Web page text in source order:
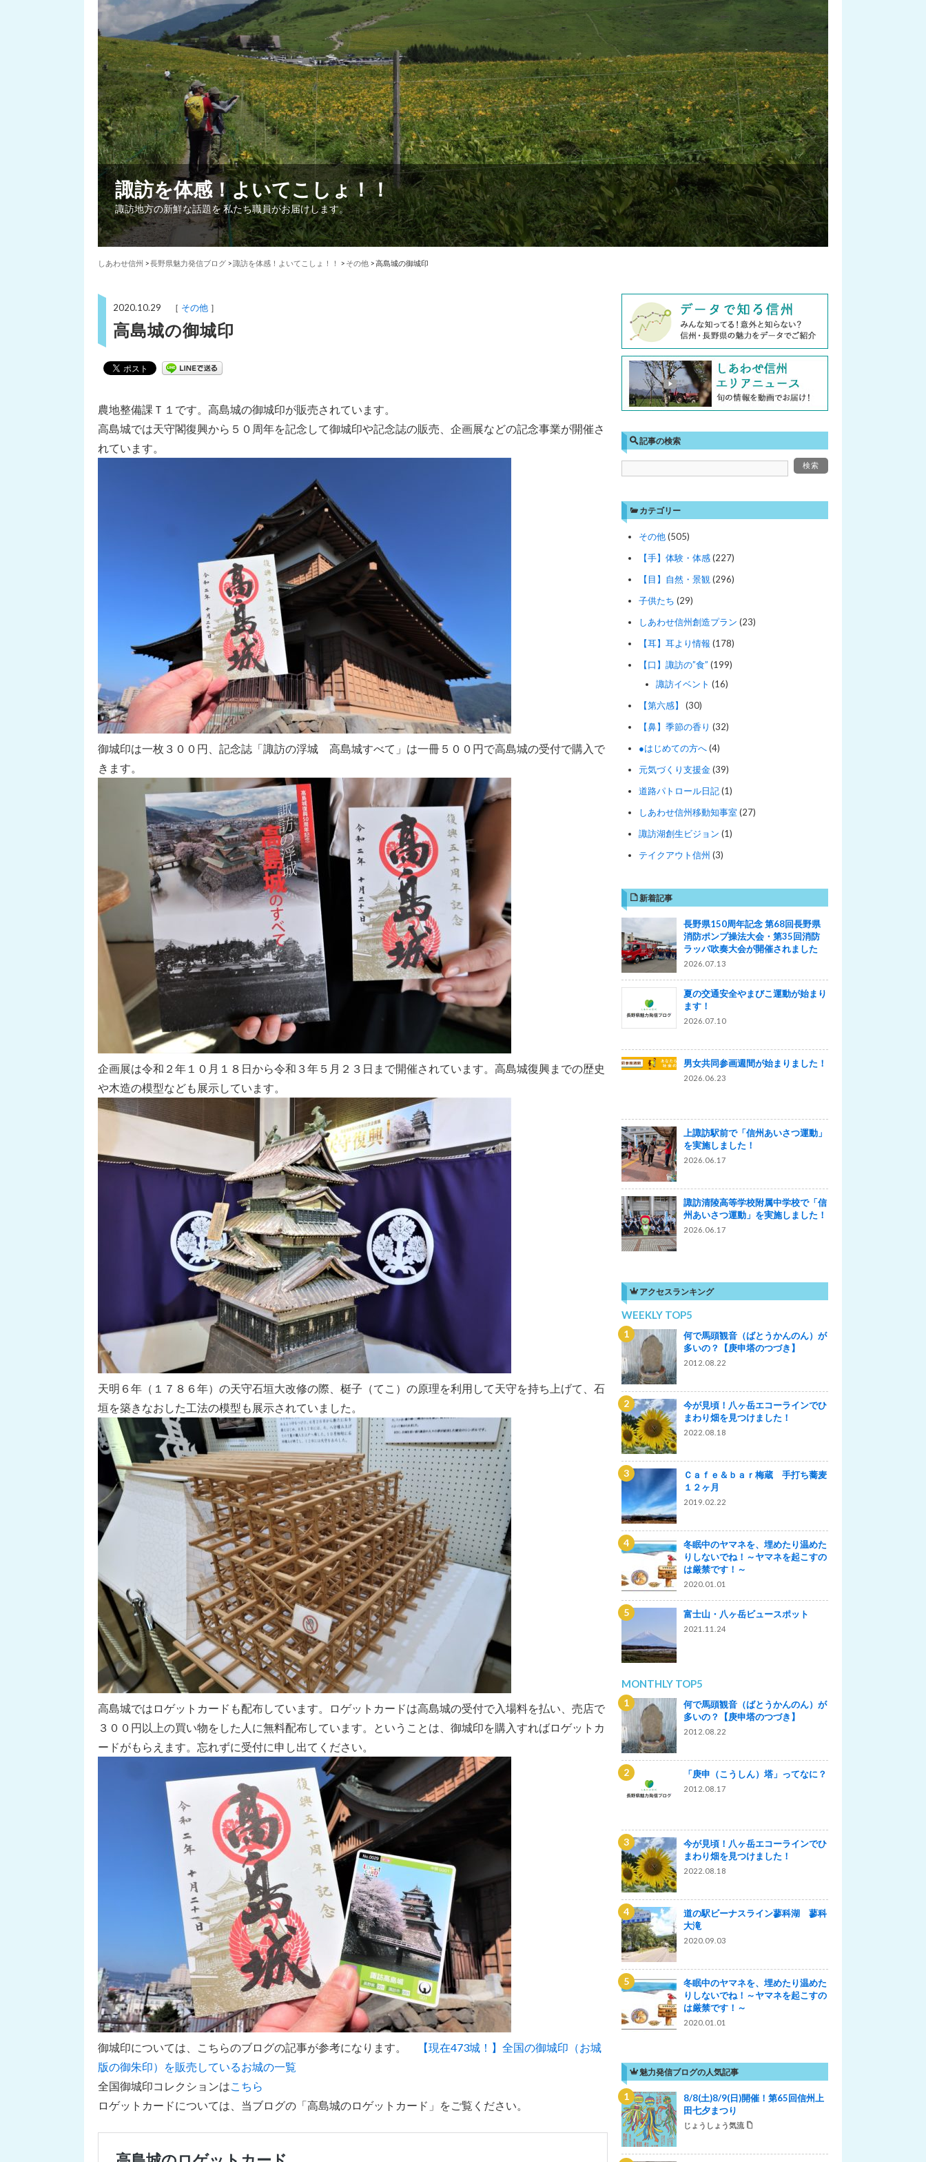
諏訪を体感！よいてこしょ！！
諏訪地方の新鮮な話題を 私たち職員がお届けします。
しあわせ信州 >長野県魅力発信ブログ >諏訪を体感！よいてこしょ！！ > その他 >高島城の御城印
2020.10.29 ［ その他 ］
高島城の御城印
農地整備課Ｔ１です。高島城の御城印が販売されています。
高島城では天守閣復興から５０周年を記念して御城印や記念誌の販売、企画展などの記念事業が開催さ
れています。
御城印は一枚３００円、記念誌「諏訪の浮城 高島城すべて」は一冊５００円で高島城の受付で購入で
きます。
企画展は令和２年１０月１８日から令和３年５月２３日まで開催されています。高島城復興までの歴史
や木造の模型なども展示しています。
天明６年（１７８６年）の天守石垣大改修の際、梃子（てこ）の原理を利用して天守を持ち上げて、石
垣を築きなおした工法の模型も展示されていました。
高島城ではロゲットカードも配布しています。ロゲットカードは高島城の受付で入場料を払い、売店で
３００円以上の買い物をした人に無料配布しています。ということは、御城印を購入すればロゲットカ
ードがもらえます。忘れずに受付に申し出てください。
御城印については、こちらのブログの記事が参考になります。
【現在473城！】全国の御城印（お城
版の御朱印）を販売しているお城の一覧
全国御城印コレクションは こちら
ロゲットカードについては、当ブログの「高島城のロゲットカード」をご覧ください。
記事の検索
カテゴリー
その他(505)
【手】体験・体感(227)
【目】自然・景観 (296)
子供たち (29)
しあわせ信州創造プラン (23)
【耳】耳より情報 (178)
【口】諏訪の”食” (199)
諏訪イベント (16)
【第六感】
(30)
【鼻】季節の香り (32)
●はじめての方へ(4)
元気づくり支援金(39)
道路パトロール日記(1)
しあわせ信州移動知事室(27)
諏訪湖創生ビジョン (1)
テイクアウト信州 (3)
新着記事
長野県150周年記念 第68回長野県
消防ポンプ操法大会・第35回消防
ラッパ吹奏大会が開催されました
2026.07.13
夏の交通安全やまびこ運動が始まり
ます！
2026.07.10
男女共同参画週間が始まりました！
2026.06.23
上諏訪駅前で「信州あいさつ運動」
を実施しました！
2026.06.17
諏訪清陵高等学校附属中学校で「信
州あいさつ運動」を実施しました！
2026.06.17
アクセスランキング
WEEKLY TOP5
何で馬頭観音（ばとうかんのん）が
多いの？【庚申塔のつづき】
2012.08.22
今が見頃！八ヶ岳エコーラインでひ
まわり畑を見つけました！
2022.08.18
Ｃａｆｅ＆ｂａｒ梅蔵 手打ち蕎麦
１２ヶ月
2019.02.22
冬眠中のヤマネを、埋めたり温めた
りしないでね！～ヤマネを起こすの
は厳禁です！～
2020.01.01
富士山・八ヶ岳ビュースポット
2021.11.24
MONTHLY TOP5
何で馬頭観音（ばとうかんのん）が
多いの？【庚申塔のつづき】
2012.08.22
「庚申（こうしん）塔」ってなに？
2012.08.17
今が見頃！八ヶ岳エコーラインでひ
まわり畑を見つけました！
2022.08.18
道の駅ビーナスライン蓼科湖 蓼科
大滝
2020.09.03
冬眠中のヤマネを、埋めたり温めた
りしないでね！～ヤマネを起こすの
は厳禁です！～
2020.01.01
魅力発信ブログの人気記事
8/8(土)8/9(日)開催！第65回信州上
田七夕まつり
じょうしょう気流